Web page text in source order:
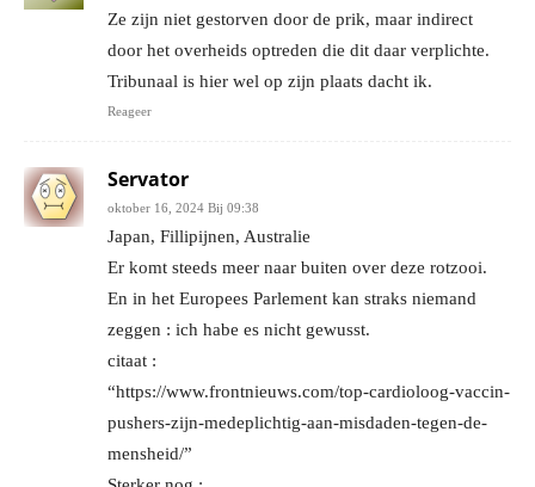
Ze zijn niet gestorven door de prik, maar indirect
door het overheids optreden die dit daar verplichte.
Tribunaal is hier wel op zijn plaats dacht ik.
Reageer
Servator
oktober 16, 2024 Bij 09:38
Japan, Fillipijnen, Australie
Er komt steeds meer naar buiten over deze rotzooi.
En in het Europees Parlement kan straks niemand
zeggen : ich habe es nicht gewusst.
citaat :
“https://www.frontnieuws.com/top-cardioloog-vaccin-
pushers-zijn-medeplichtig-aan-misdaden-tegen-de-
mensheid/”